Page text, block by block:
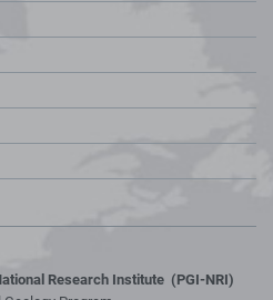
Research Institute (PGI-NRI)